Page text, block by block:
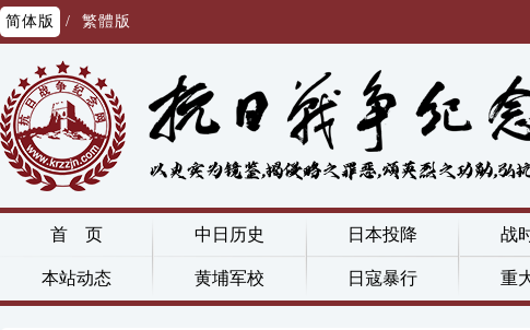
简体版 / 繁體版
首 页 中日历史 日本投降 战
本站动态 黄埔军校 日寇暴行 重